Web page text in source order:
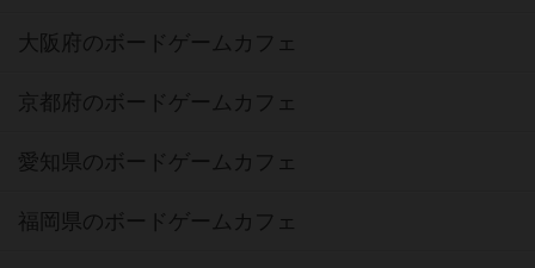
大阪府のボードゲームカフェ
京都府のボードゲームカフェ
愛知県のボードゲームカフェ
福岡県のボードゲームカフェ